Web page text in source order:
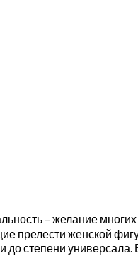
– желание
прелести женской
до степени